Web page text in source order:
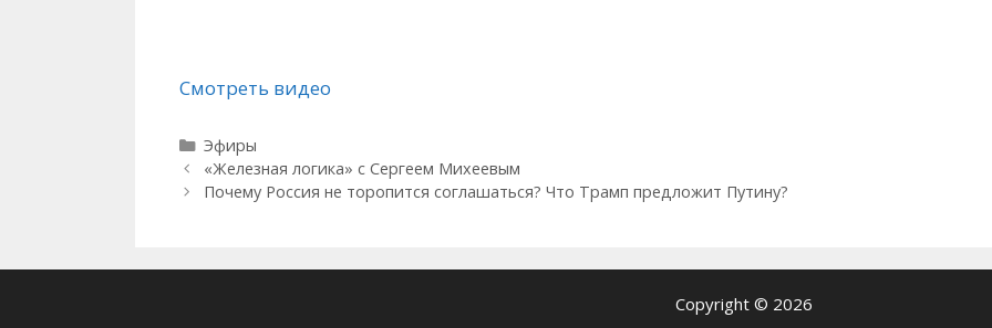
Смотреть видео
Рубрики
Эфиры
«Железная логика» с Сергеем Михеевым
Почему Россия не торопится соглашаться? Что Трамп предложит Путину?
Copyright © 2026